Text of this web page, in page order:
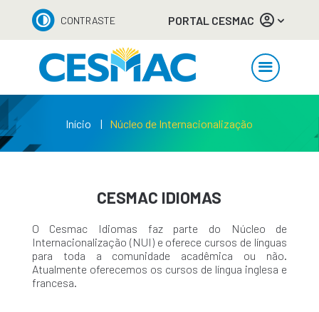
CONTRASTE PORTAL CESMAC
Início Núcleo de Internacionalização
CESMAC IDIOMAS
O Cesmac Idiomas faz parte do Núcleo de
Internacionalização (NUI) e oferece cursos de línguas
para toda a comunidade acadêmica ou não.
Atualmente oferecemos os cursos de língua inglesa e
francesa.